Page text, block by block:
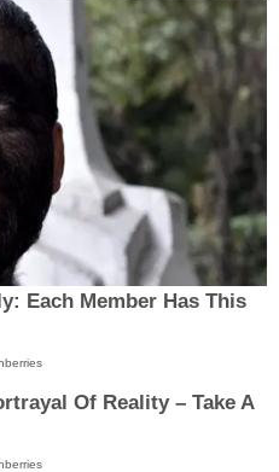
Each Member Has This
Of Reality – Take A